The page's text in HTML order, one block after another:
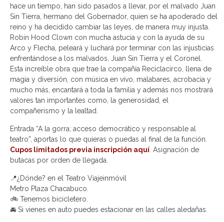
hace un tiempo, han sido pasados a llevar, por el malvado Juan
Sin Tierra, hermano del Gobernador, quien se ha apoderado del
reino y ha decidido cambiar las leyes, de manera muy injusta.
Robin Hood Clown con mucha astucia y con la ayuda de su
Arco y Flecha, peleará y luchará por terminar con las injusticias
enfrentándose a los malvados, Juan Sin Tierra y el Coronel.
Esta increíble obra que trae la compañía Reciclacirco, llena de
magia y diversión, con música en vivo, malabares, acrobacia y
mucho más, encantará a toda la familia y además nos mostrará
valores tan importantes como, la generosidad, el
compañerismo y la lealtad.
Entrada “A la gorra; acceso democrático y responsable al
teatro”, aportas lo que quieras o puedas al final de la función.
Cupos limitados previa inscripción aquí . Asignación de
butacas por orden de llegada.
📍¿Dónde? en el Teatro Viajeinmóvil
Metro Plaza Chacabuco.
🚲 Tenemos bicicletero.
🚘 Si vienes en auto puedes estacionar en las calles aledañas.